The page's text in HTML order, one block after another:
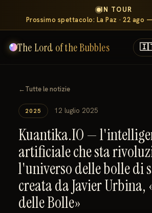
IN TOUR
Prossimo spettacolo: La Paz · 22 ago
The Lord of the Bubbles
←Tutte le notizie
2025 12 luglio 2025
Kuantika.IO —
artificiale che sta
l'universo delle bolle di
creata da Javier Urbina,
delle Bolle»